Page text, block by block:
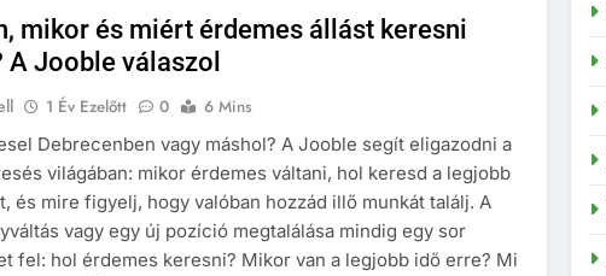
mikor és miért érdemes állást keresni
A Jooble válaszol
1 Év Ezelőtt 0
6 Mins
Debrecenben vagy máshol? A Jooble segít eligazodni a
világában: mikor érdemes váltani, hol keresd a legjobb
és mire figyelj, hogy valóban hozzád illő munkát találj. A
vagy egy új pozíció megtalálása mindig egy sor
fel: hol érdemes keresni? Mikor van a legjobb idő erre? Mi